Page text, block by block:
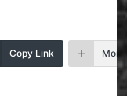
Copy Link More